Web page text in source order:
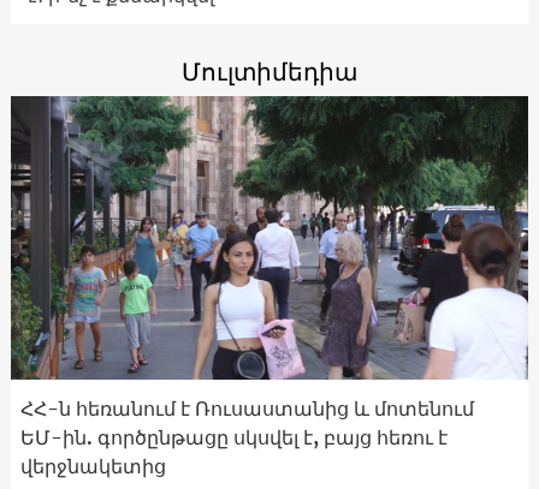
Մուլտիմեդիա
ՀՀ-ն հեռանում է Ռուսաստանից և մոտենում
ԵՄ-ին. գործընթացը սկսվել է, բայց հեռու է
վերջնակետից